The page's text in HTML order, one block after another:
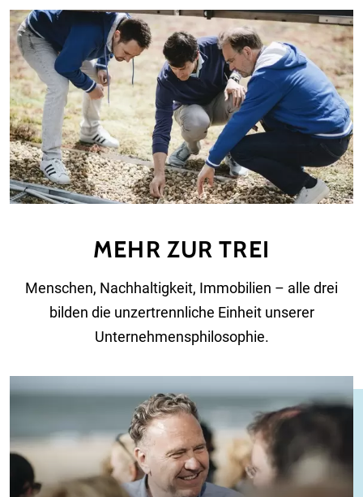
MEHR ZUR TREI
Menschen, Nachhaltigkeit, Immobilien – alle drei
bilden die unzertrennliche Einheit unserer
Unternehmensphilosophie.